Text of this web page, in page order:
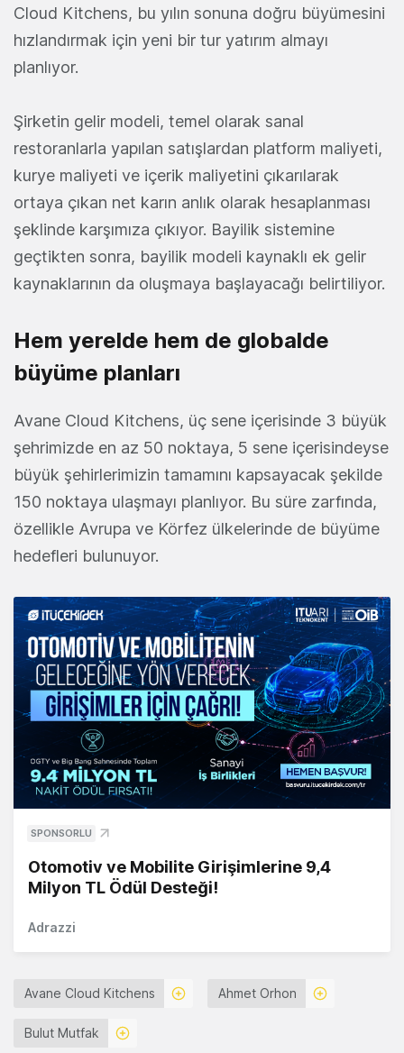
Cloud Kitchens, bu yılın sonuna doğru büyümesini
hızlandırmak için yeni bir tur yatırım almayı
planlıyor.
Şirketin gelir modeli, temel olarak sanal
restoranlarla yapılan satışlardan platform maliyeti,
kurye maliyeti ve içerik maliyetini çıkarılarak
ortaya çıkan net karın anlık olarak hesaplanması
şeklinde karşımıza çıkıyor. Bayilik sistemine
geçtikten sonra, bayilik modeli kaynaklı ek gelir
kaynaklarının da oluşmaya başlayacağı belirtiliyor.
Hem yerelde hem de globalde
büyüme planları
Avane Cloud Kitchens, üç sene içerisinde 3 büyük
şehrimizde en az 50 noktaya, 5 sene içerisindeyse
büyük şehirlerimizin tamamını kapsayacak şekilde
150 noktaya ulaşmayı planlıyor. Bu süre zarfında,
özellikle Avrupa ve Körfez ülkelerinde de büyüme
hedefleri bulunuyor.
SPONSORLU
Otomotiv ve Mobilite Girişimlerine 9,4
Milyon TL Ödül Desteği!
Adrazzi
Avane Cloud Kitchens Ahmet Orhon
Bulut Mutfak